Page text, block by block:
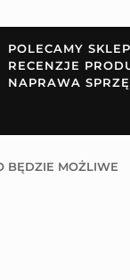
POLECAMY
RECENZJE
NAPRAWA
BĘDZIE MOŻLIWE